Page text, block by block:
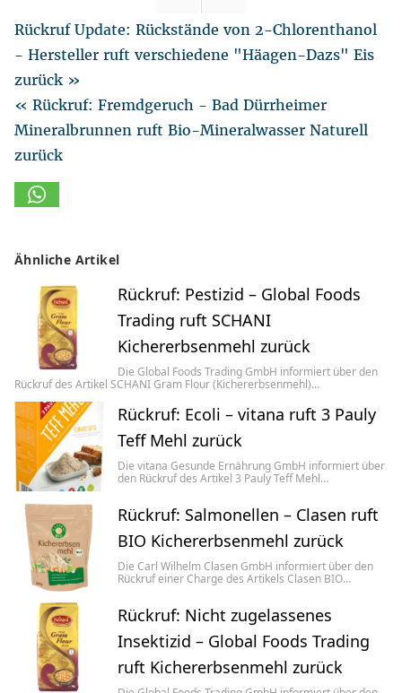
Rückruf Update: Rückstände von 2-Chlorenthanol
- Hersteller ruft verschiedene "Häagen-Dazs" Eis
zurück »
« Rückruf: Fremdgeruch - Bad Dürrheimer
Mineralbrunnen ruft Bio-Mineralwasser Naturell
zurück
Ähnliche Artikel
Rückruf: Pestizid – Global Foods
Trading ruft SCHANI
Kichererbsenmehl zurück
Die Global Foods Trading GmbH informiert über den
Rückruf des Artikel SCHANI Gram Flour (Kichererbsenmehl)…
Rückruf: Ecoli – vitana ruft 3 Pauly
Teff Mehl zurück
Die vitana Gesunde Ernährung GmbH informiert über
den Rückruf des Artikel 3 Pauly Teff Mehl…
Rückruf: Salmonellen – Clasen ruft
BIO Kichererbsenmehl zurück
Die Carl Wilhelm Clasen GmbH informiert über den
Rückruf einer Charge des Artikels Clasen BIO…
Rückruf: Nicht zugelassenes
Insektizid – Global Foods Trading
ruft Kichererbsenmehl zurück